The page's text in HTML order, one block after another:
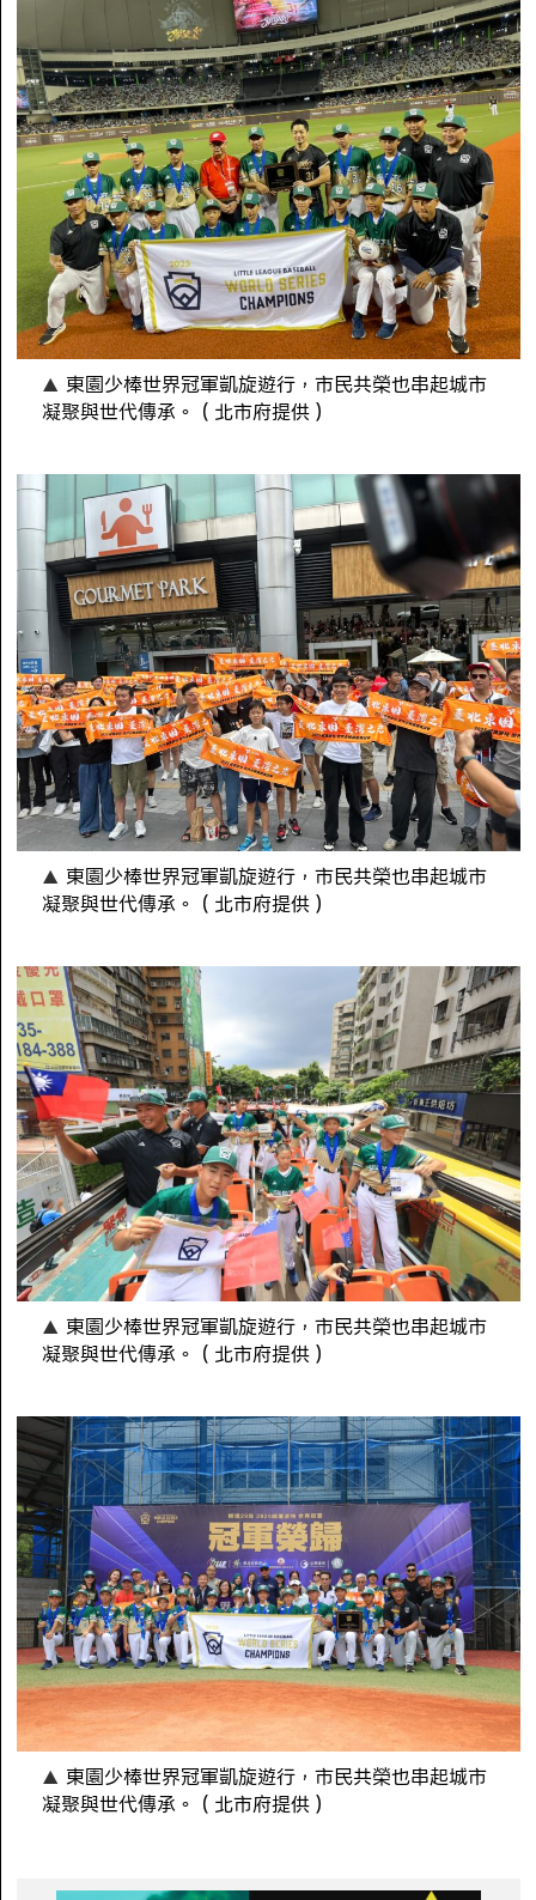
東園少棒世界冠軍凱旋遊行，市民共榮也串起城市
凝聚與世代傳承。（北市府提供）
東園少棒世界冠軍凱旋遊行，市民共榮也串起城市
凝聚與世代傳承。（北市府提供）
東園少棒世界冠軍凱旋遊行，市民共榮也串起城市
凝聚與世代傳承。（北市府提供）
東園少棒世界冠軍凱旋遊行，市民共榮也串起城市
凝聚與世代傳承。（北市府提供）